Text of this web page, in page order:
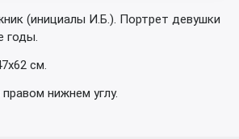
(инициалы И.Б.). Портрет девушки
годы.
см.
нижнем углу.